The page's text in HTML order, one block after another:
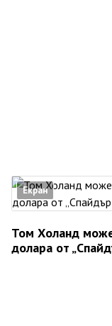
Екран
Том Холанд
долара от